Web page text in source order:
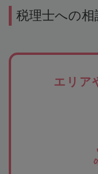
税理士への相
エリア